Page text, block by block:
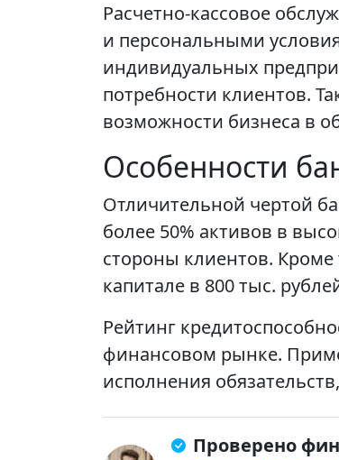
Расчетно-кассовое
и персональными
индивидуальных
потребности клиентов.
возможности бизнеса в
Особенности
Отличительной чертой
более 50% активов в
стороны клиентов.
капитале в 800 тыс.
Рейтинг
финансовом рынке.
исполнения
Проверено